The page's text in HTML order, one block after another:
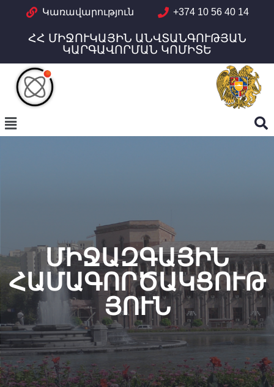
Կառավարություն +374 10 56 40 14
ՀՀ ՄԻՋՈՒԿԱՅԻՆ ԱՆՎՏԱՆԳՈՒԹՅԱՆ
ԿԱՐԳԱՎՈՐՄԱՆ ԿՈՄԻՏԵ
ՄԻՋԱԶԳԱՅԻՆ
ՀԱՄԱԳՈՐԾԱԿՑՈՒԹ
ՅՈՒՆ